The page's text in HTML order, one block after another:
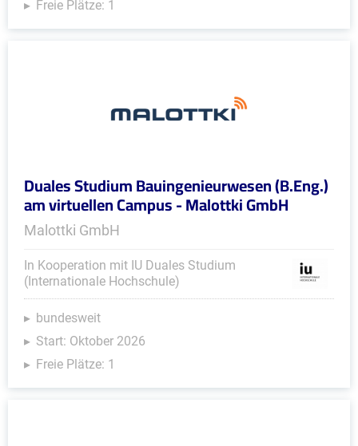
Freie Plätze: 1
Duales Studium Bauingenieurwesen (B.Eng.)
am virtuellen Campus - Malottki GmbH
Malottki GmbH
In Kooperation mit IU Duales Studium
(Internationale Hochschule)
bundesweit
Start: Oktober 2026
Freie Plätze: 1